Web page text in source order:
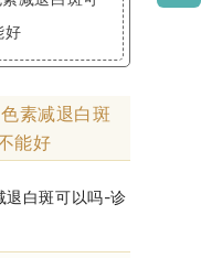
素减退白斑
能好